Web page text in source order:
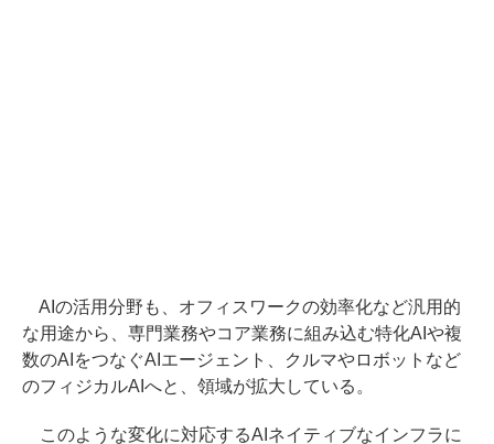
AIの活用分野も、オフィスワークの効率化など汎用的
な用途から、専門業務やコア業務に組み込む特化AIや複
数のAIをつなぐAIエージェント、クルマやロボットなど
のフィジカルAIへと、領域が拡大している。
このような変化に対応するAIネイティブなインフラに